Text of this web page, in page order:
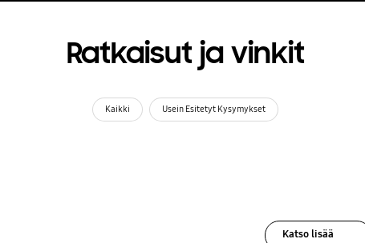
Ratkaisut ja vinkit
Kaikki Usein Esitetyt Kysymykset
Katso lisää